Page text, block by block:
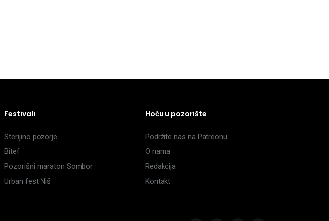
Festivali
Sterijino pozorje
Bitef
Pozorišni maraton Sombor
Urban fest Niš
Hoću u pozorište
Podržite nas na Patreonu
O nama
Redakcija
Kontakt